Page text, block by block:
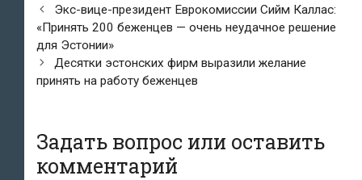
Навигация
по
записям
Экс-вице-президент Еврокомиссии Сийм Каллас:
«Принять 200 беженцев — очень неудачное решение
для Эстонии»
Десятки эстонских фирм выразили желание
принять на работу беженцев
Задать вопрос или оставить
комментарий